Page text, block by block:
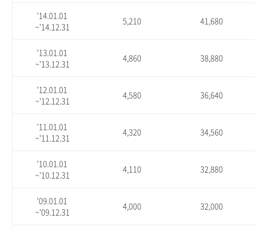
'14.01.01
~'14.12.31
5,210 41,680
'13.01.01
~'13.12.31
4,860 38,880
'12.01.01
~'12.12.31
4,580 36,640
'11.01.01
~'11.12.31
4,320 34,560
'10.01.01
~'10.12.31
4,110 32,880
'09.01.01
~'09.12.31
4,000 32,000